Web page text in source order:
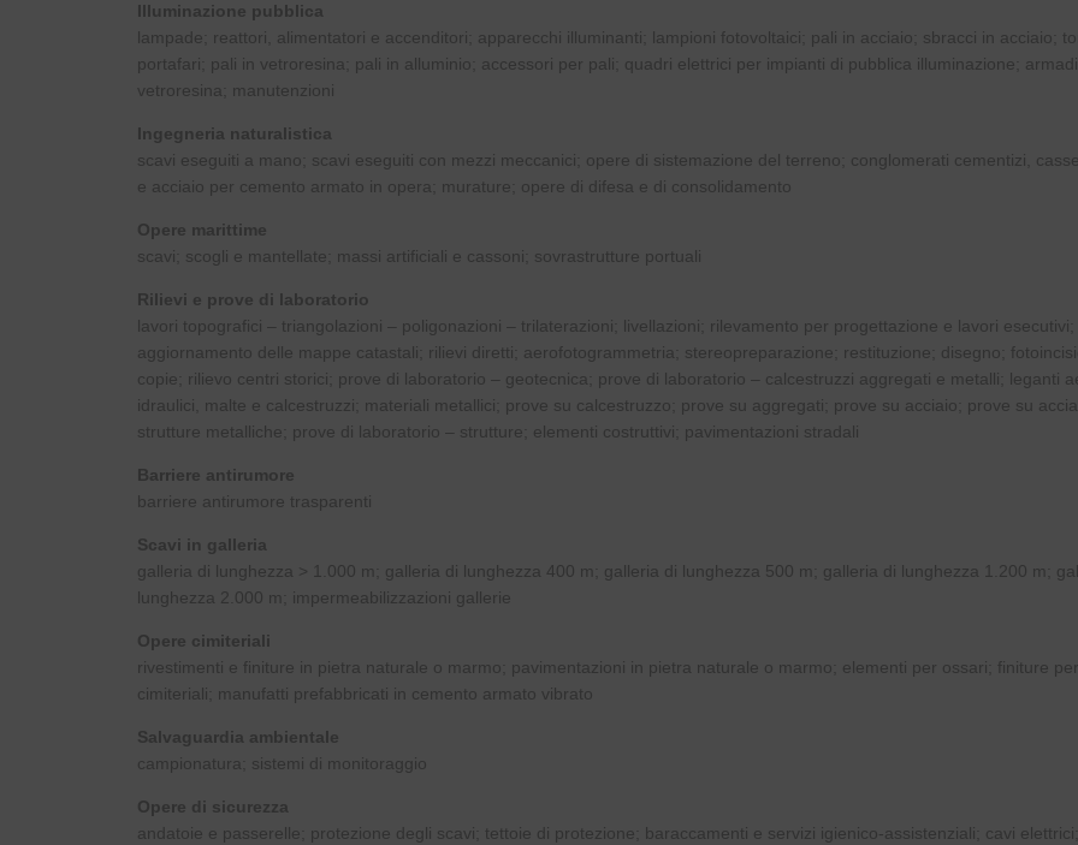
Illuminazione pubblica
lampade; reattori, alimentatori e accenditori; apparecchi illuminanti; lampioni fotovoltaici; pali in acciaio; sbracci in acciaio;
portafari; pali in vetroresina; pali in alluminio; accessori per pali; quadri elettrici per impianti di pubblica illuminazione; armadi
vetroresina; manutenzioni
Ingegneria naturalistica
scavi eseguiti a mano; scavi eseguiti con mezzi meccanici; opere di sistemazione del terreno; conglomerati cementizi,
e acciaio per cemento armato in opera; murature; opere di difesa e di consolidamento
Opere marittime
scavi; scogli e mantellate; massi artificiali e cassoni; sovrastrutture portuali
Rilievi e prove di laboratorio
lavori topografici – triangolazioni – poligonazioni – trilaterazioni; livellazioni; rilevamento per progettazione e lavori esecutivi;
aggiornamento delle mappe catastali; rilievi diretti; aerofotogrammetria; stereopreparazione; restituzione; disegno;
copie; rilievo centri storici; prove di laboratorio – geotecnica; prove di laboratorio – calcestruzzi aggregati e metalli; leganti
idraulici, malte e calcestruzzi; materiali metallici; prove su calcestruzzo; prove su aggregati; prove su acciaio; prove su
strutture metalliche; prove di laboratorio – strutture; elementi costruttivi; pavimentazioni stradali
Barriere antirumore
barriere antirumore trasparenti
Scavi in galleria
galleria di lunghezza > 1.000 m; galleria di lunghezza 400 m; galleria di lunghezza 500 m; galleria di lunghezza 1.200 m;
lunghezza 2.000 m; impermeabilizzazioni gallerie
Opere cimiteriali
rivestimenti e finiture in pietra naturale o marmo; pavimentazioni in pietra naturale o marmo; elementi per ossari; finiture
cimiteriali; manufatti prefabbricati in cemento armato vibrato
Salvaguardia ambientale
campionatura; sistemi di monitoraggio
Opere di sicurezza
andatoie e passerelle; protezione degli scavi; tettoie di protezione; baraccamenti e servizi igienico-assistenziali; cavi elettrici;